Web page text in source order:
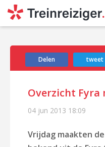
Delen tweet
Overzicht Fyra
04 jun 2013 18:09
Vrijdag maakten